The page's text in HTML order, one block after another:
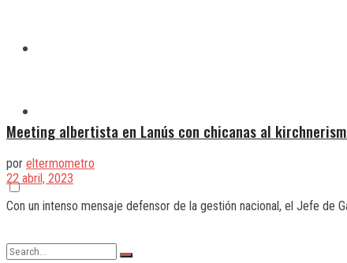
Meeting albertista en Lanús con chicanas al
por eltermometro
22 abril, 2023
Con un intenso mensaje defensor de la gestión nacional, el Jefe de